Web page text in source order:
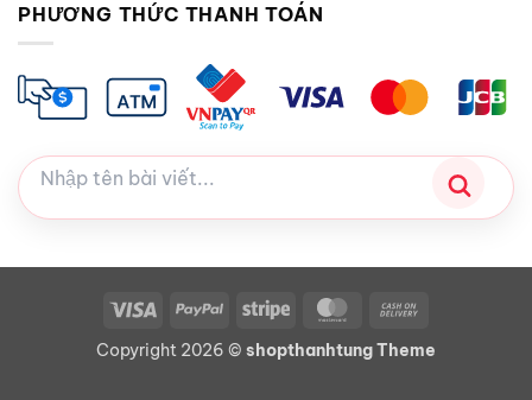
PHƯƠNG THỨC THANH TOÁN
Visa PayPal Stripe MasterCard
Delivery
Copyright 2026 © shopthanhtung Theme